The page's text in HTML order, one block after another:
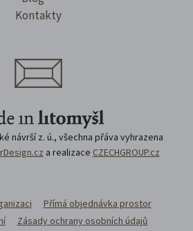
Kontakty
návrší z. ú., všechna přáva vyhrazena
a realizace CZECHGROUP.cz
Přímá objednávka prostor
Zásady ochrany osobních údajů